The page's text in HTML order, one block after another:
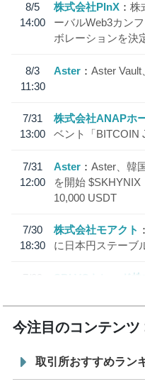
8/5
14:00
株式会社PlnX
株
ーバルWeb3カン
ボレーションを決
8/3
11:30
Aster Aster
7/31
13:00
株式会社ANAPホ
ベント「BITCOIN
7/31
12:00
Aster
Aster、韓
を開始
10,000 USDT
7/30
18:30
株式会社モアクト
に日本円ステーブ
7/29
SBI VCトレード株
今注目のコンテンツ
取引所おすすめラン